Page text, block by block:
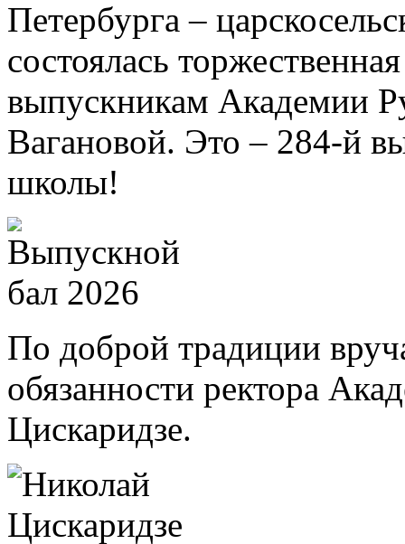
Петербурга –
состоялась
выпускникам Академии
Вагановой. Это – 284-й
школы!
По доброй традиции
обязанности ректора
Цискаридзе.